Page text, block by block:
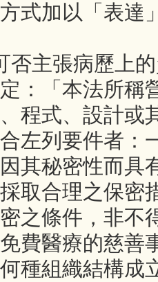
式加以「表達
否主張病歷上
：「本法所稱
程式、設計或
左列要件者：
其秘密性而具
取合理之保密
之條件，非不
費醫療的慈善
種組織結構成